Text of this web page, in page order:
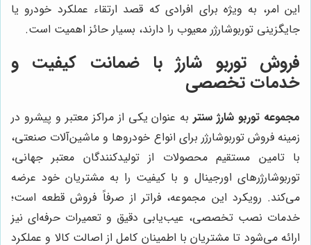
این امر، به ویژه برای افرادی که قصد ارتقاء عملکرد خودرو یا
جایگزینی توربوشارژر معیوب را دارند، بسیار حائز اهمیت است.
فروش توربو شارژ با ضمانت کیفیت و
خدمات تخصصی
مجموعه توربو شارژ سنتر به عنوان یکی از مراکز معتبر و پیشرو در
زمینه فروش توربوشارژر برای انواع خودروها و ماشین‌آلات صنعتی،
با تامین مستقیم محصولات از تولیدکنندگان معتبر جهانی،
توربوشارژرهای اورجینال و با کیفیت را به مشتریان خود عرضه
می‌کند. رویکرد این مجموعه، فراتر از صرفاً فروش قطعه است؛
خدمات نصب تخصصی، عیب‌یابی دقیق و تعمیرات حرفه‌ای نیز
ارائه می‌شود تا مشتریان با اطمینان کامل از اصالت کالا و عملکرد